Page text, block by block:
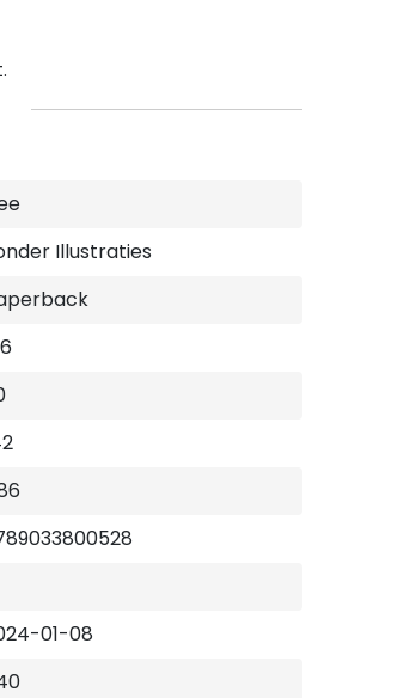
Illustraties
01-08